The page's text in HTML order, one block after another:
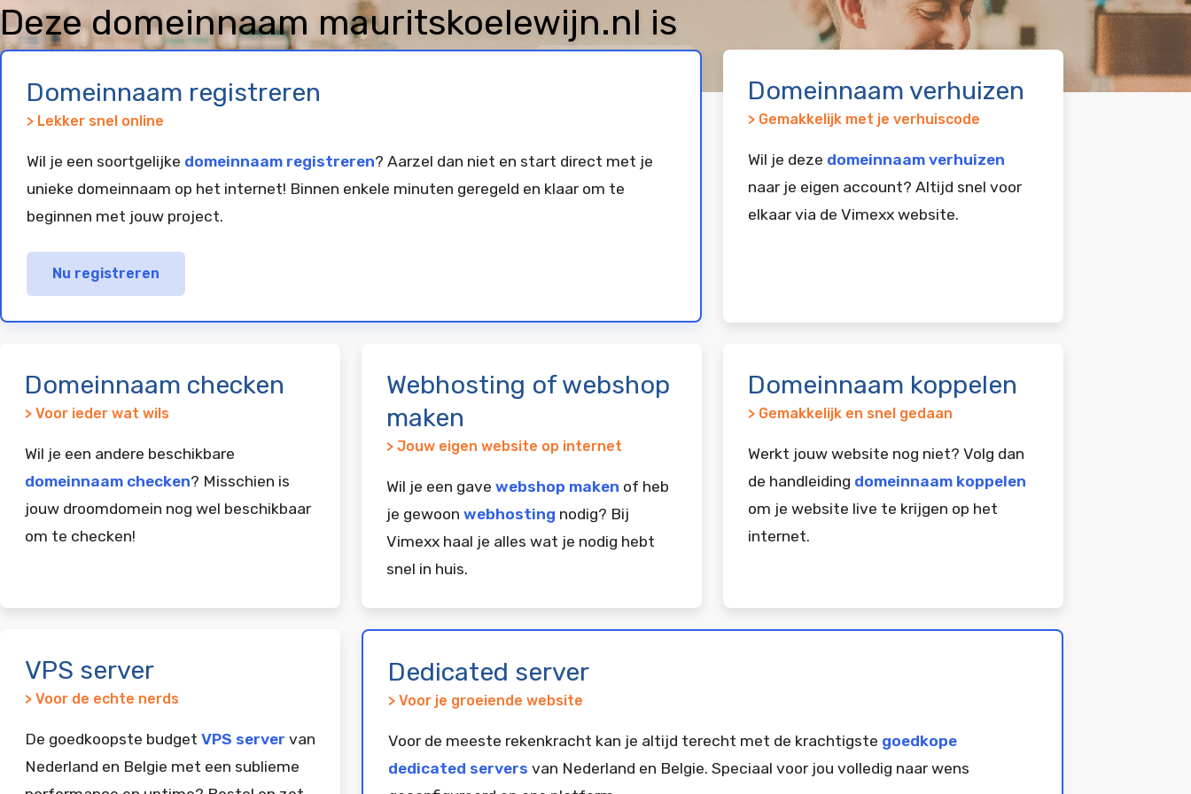
Deze domeinnaam mauritskoelewijn.nl is
geregistreerd en geparkeerd bij
Domeinnaam registreren
> Lekker snel online
Wil je een soortgelijke domeinnaam registreren? Aarzel dan niet en start direct met je
unieke domeinnaam op het internet! Binnen enkele minuten geregeld en klaar om te
beginnen met jouw project.
Nu registreren
Domeinnaam verhuizen
> Gemakkelijk met je verhuiscode
Wil je deze domeinnaam verhuizen
naar je eigen account? Altijd snel voor
elkaar via de Vimexx website.
Domeinnaam checken
> Voor ieder wat wils
Wil je een andere beschikbare
domeinnaam checken? Misschien is
jouw droomdomein nog wel beschikbaar
om te checken!
Webhosting of webshop
maken
> Jouw eigen website op internet
Wil je een gave webshop maken of heb
je gewoon webhosting nodig? Bij
Vimexx haal je alles wat je nodig hebt
snel in huis.
Domeinnaam koppelen
> Gemakkelijk en snel gedaan
Werkt jouw website nog niet? Volg dan
de handleiding domeinnaam koppelen
om je website live te krijgen op het
internet.
VPS server
> Voor de echte nerds
De goedkoopste budget VPS server van
Nederland en Belgie met een sublieme
Dedicated server
> Voor je groeiende website
Voor de meeste rekenkracht kan je altijd terecht met de krachtigste goedkope
dedicated servers van Nederland en Belgie. Speciaal voor jou volledig naar wens